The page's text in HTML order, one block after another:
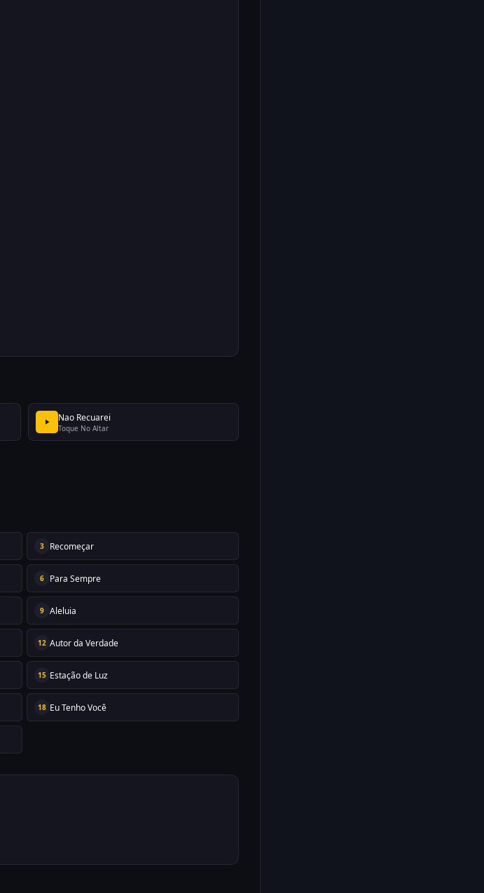
Nao Recuarei
Toque No Altar
3 Recomeçar
6 Para Sempre
9 Aleluia
12 Autor da Verdade
15 Estação de Luz
18 Eu Tenho Você